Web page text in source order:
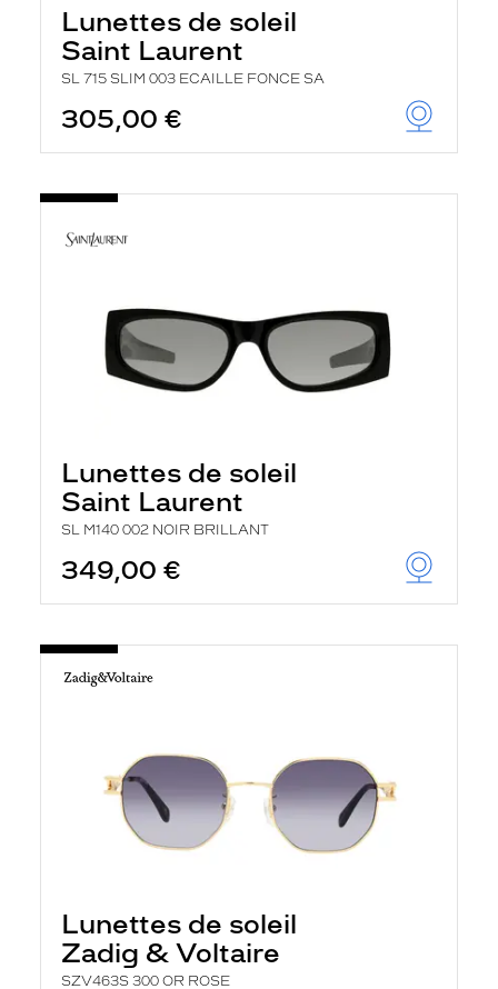
Lunettes de soleil
Saint Laurent
SL 715 SLIM 003 ECAILLE FONCE SA
305,00 €
Lunettes de soleil
Saint Laurent
SL M140 002 NOIR BRILLANT
349,00 €
Lunettes de soleil
Zadig & Voltaire
SZV463S 300 OR ROSE